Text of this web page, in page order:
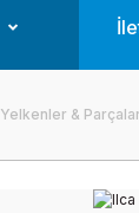
Yelkenler &